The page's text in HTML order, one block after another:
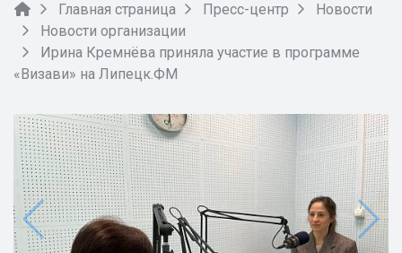
Главная страница Пресс-центр
Новости
Новости организации
Ирина Кремнёва приняла участие в программе
«Визави» на Липецк.ФМ